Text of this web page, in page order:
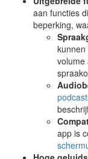
aan functies
beperking,
volume
app is